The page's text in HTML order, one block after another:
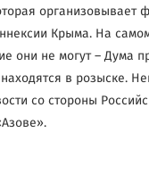
организовывает
Крыма. На
они не могут –
в розыске.
со стороны